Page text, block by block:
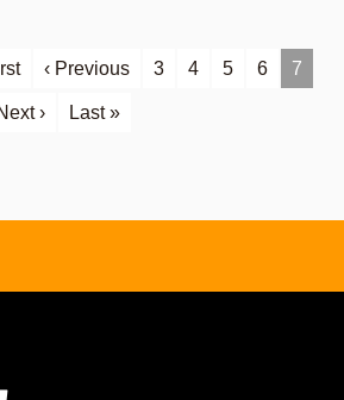
‹ Previous 3 4 5 6 7
› Last »